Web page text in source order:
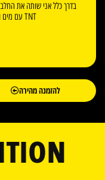
בדרך כלל אני שותה את
TNT עם מים ויצא מדהים, מרקם קליל וטעם מצוין
להזמנה מהירה